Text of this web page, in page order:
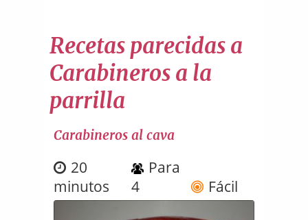
Recetas parecidas a
Carabineros a la
parrilla
Carabineros al cava
20
minutos
Para
4
Fácil